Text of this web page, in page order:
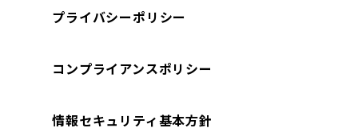
プライバシーポリシー
コンプライアンスポリシー
情報セキュリティ基本方針